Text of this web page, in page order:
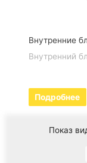
Внутренние
Внутренний
Подробнее
Показ